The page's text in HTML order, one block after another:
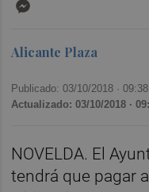
Alicante Plaza
Publicado: 03/10/2018 ·09:38
Actualizado: 03/10/2018 ·
NOVELDA. El
tendrá que pagar